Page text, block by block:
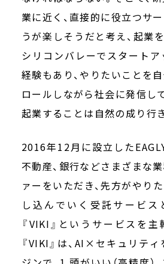
業に近く、直接的に役立つサ
うが楽しそうだと考え、起業
シリコンバレーでスタート
経験もあり、やりたいことを
ロールしながら社会に発信し
起業することは自然の成り行
2016年12月に設立した
不動産、銀行などさまざまな
ァーをいただき、先方がやり
し込んでいく受託サービス
『VIKI』というサービスを主
『VIKI』は、AI×セキュリテ